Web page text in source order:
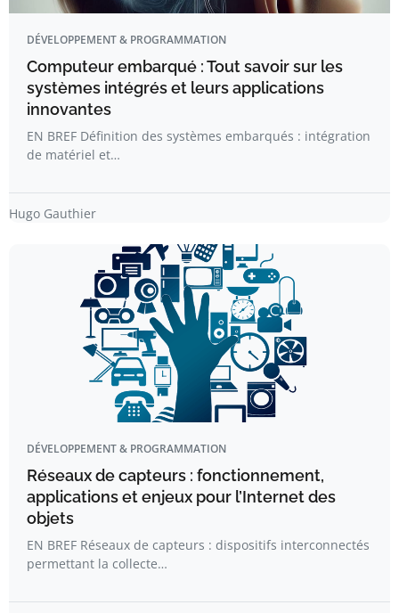
DÉVELOPPEMENT & PROGRAMMATION
Computeur embarqué : Tout savoir sur les
systèmes intégrés et leurs applications
innovantes
EN BREF Définition des systèmes embarqués : intégration
de matériel et…
Hugo Gauthier
DÉVELOPPEMENT & PROGRAMMATION
Réseaux de capteurs : fonctionnement,
applications et enjeux pour l’Internet des
objets
EN BREF Réseaux de capteurs : dispositifs interconnectés
permettant la collecte…